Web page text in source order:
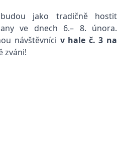
jako tradičně hostit
ve dnech 6.– 8. února.
návštěvníci v hale č. 3 na
zváni!